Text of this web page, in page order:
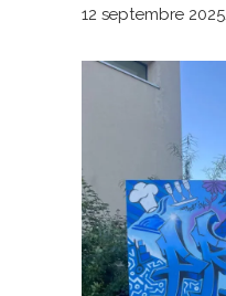
12 septembre 2025